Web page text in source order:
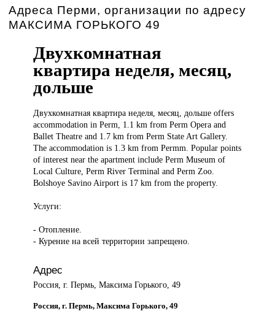
Адреса Перми, организации по адресу
МАКСИМА ГОРЬКОГО 49
Двухкомнатная
квартира неделя, месяц,
дольше
Двухкомнатная квартиранеделя, месяц, дольше offers
accommodation in Perm, 1.1 km from Perm Opera and
Ballet Theatre and 1.7 km from Perm State Art Gallery.
The accommodation is 1.3 km from Permm. Popular points
of interest near the apartment include Perm Museum of
Local Culture, Perm River Terminal and Perm Zoo.
Bolshoye Savino Airport is 17 km from the property.
Услуги:
- Отопление.
- Курение на всей территории запрещено.
Адрес
Россия, г. Пермь, Максима Горького, 49
Россия, г. Пермь, Максима Горького, 49